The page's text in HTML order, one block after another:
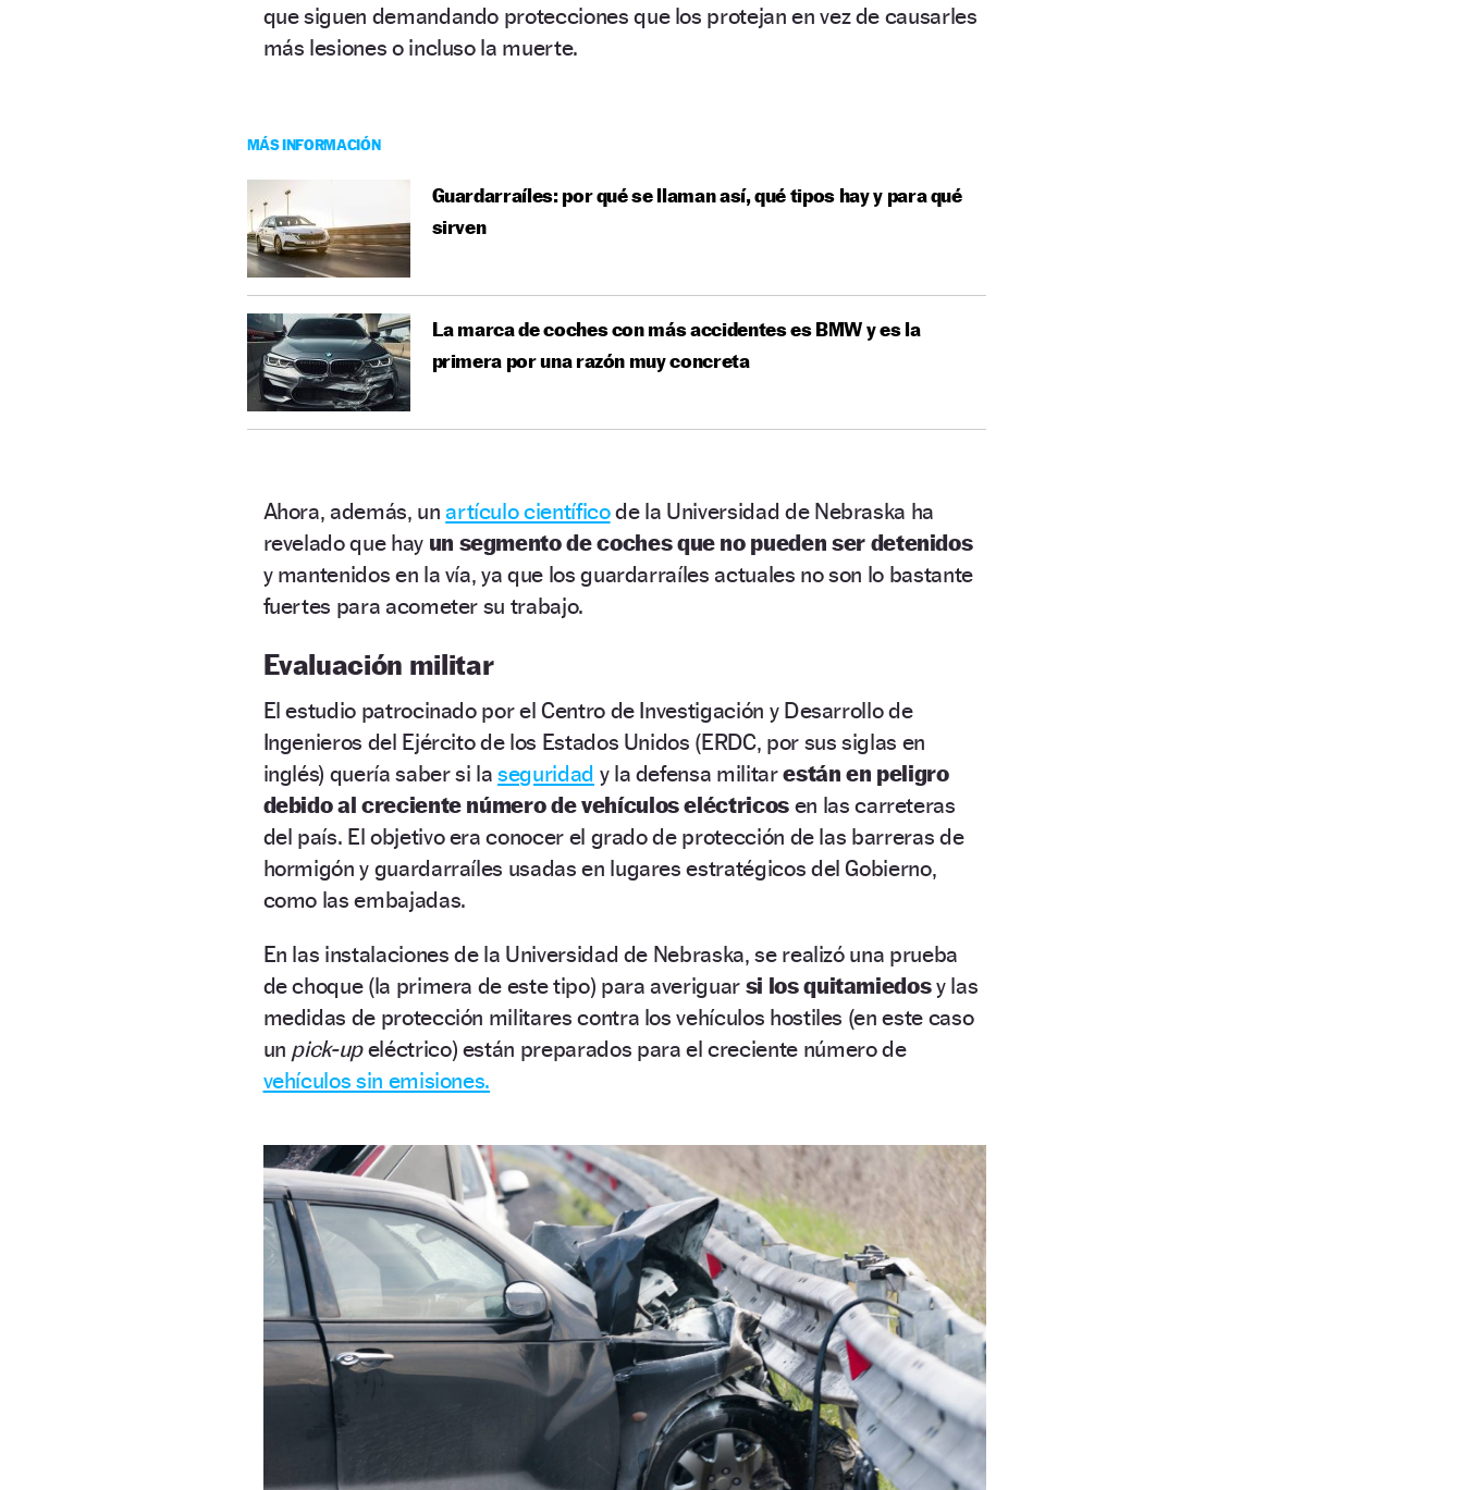
que siguen demandando protecciones que los protejan en vez de causarles
más lesiones o incluso la muerte.
MÁS INFORMACIÓN
Guardarraíles: por qué se llaman así, qué tipos hay y para qué
sirven
La marca de coches con más accidentes es BMW y es la
primera por una razón muy concreta
Ahora, además, unartículo científicode la Universidad de Nebraska ha
revelado que hay un segmento de coches que no pueden ser detenidos
y mantenidos en la vía, ya que los guardarraíles actuales no son lo bastante
fuertes para acometer su trabajo.
Evaluación militar
El estudio patrocinado por el Centro de Investigación y Desarrollo de
Ingenieros del Ejército de los Estados Unidos (ERDC, por sus siglas en
inglés) quería saber si laseguridad y la defensa militarestán en peligro
debido al creciente número de vehículos eléctricos en las carreteras
del país. El objetivo era conocer el grado de protección de las barreras de
hormigón y guardarraíles usadas en lugares estratégicos del Gobierno,
como las embajadas.
En las instalaciones de la Universidad de Nebraska, se realizó una prueba
de choque (la primera de este tipo) para averiguar si los quitamiedosy las
medidas de protección militares contra los vehículos hostiles (en este caso
un pick-upeléctrico) están preparados para el creciente número de
vehículos sin emisiones.